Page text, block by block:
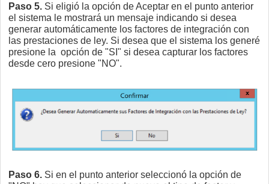
Paso 5. Si eligió la opción de Aceptar en el punto anterior
el sistema le mostrará un mensaje indicando si desea
generar automáticamente los factores de integración con
las prestaciones de ley. Si desea que el sistema los generé
presione la opción de "SI" si desea capturar los factores
desde cero presione "NO".
Paso 6. Si en el punto anterior seleccionó la opción de